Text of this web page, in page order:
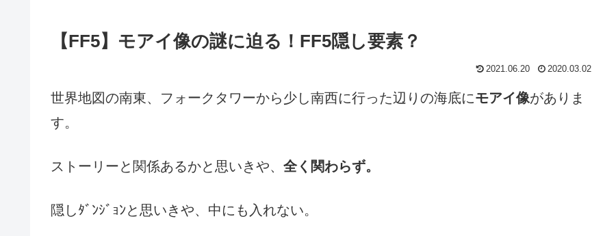
【FF5】モアイ像の謎に迫る！FF5隠し要素？
2021.06.20 2020.03.02
世界地図の南東、フォークタワーから少し南西に行った辺りの海底にモアイ像がありま
す。
ストーリーと関係あるかと思いきや、 全く関わらず。
隠しﾀﾞﾝｼﾞｮﾝと思いきや、中にも入れない。